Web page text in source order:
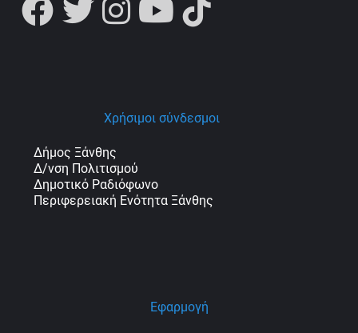
Χρήσιμοι σύνδεσμοι
Δήμος Ξάνθης
Δ/νση Πολιτισμού
Δημοτικό Ραδιόφωνο
Περιφερειακή Ενότητα Ξάνθης
Εφαρμογή